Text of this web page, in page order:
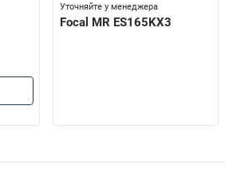
Уточняйте у менеджера
Focal MR ES165KX3